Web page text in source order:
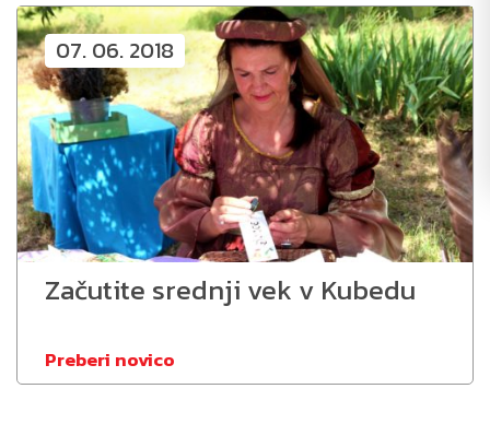
07. 06. 2018
Začutite srednji vek v Kubedu
Preberi novico